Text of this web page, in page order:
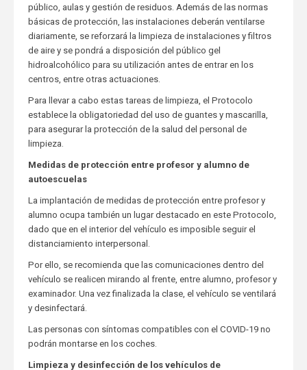
público, aulas y gestión de residuos. Además de las normas
básicas de protección, las instalaciones deberán ventilarse
diariamente, se reforzará la limpieza de instalaciones y filtros
de aire y se pondrá a disposición del público gel
hidroalcohólico para su utilización antes de entrar en los
centros, entre otras actuaciones.
Para llevar a cabo estas tareas de limpieza, el Protocolo
establece la obligatoriedad del uso de guantes y mascarilla,
para asegurar la protección de la salud del personal de
limpieza.
Medidas de protección entre profesor y alumno de
autoescuelas
La implantación de medidas de protección entre profesor y
alumno ocupa también un lugar destacado en este Protocolo,
dado que en el interior del vehículo es imposible seguir el
distanciamiento interpersonal.
Por ello, se recomienda que las comunicaciones dentro del
vehículo se realicen mirando al frente, entre alumno, profesor y
examinador. Una vez finalizada la clase, el vehículo se ventilará
y desinfectará.
Las personas con síntomas compatibles con el COVID-19 no
podrán montarse en los coches.
Limpieza y desinfección de los vehículos de